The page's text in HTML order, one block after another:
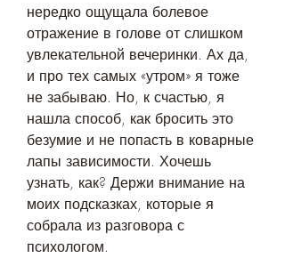
нередко ощущала болевое
отражение в голове от слишком
увлекательной вечеринки. Ах да,
и про тех самых «утром» я тоже
не забываю. Но, к счастью, я
нашла способ, как бросить это
безумие и не попасть в коварные
лапы зависимости. Хочешь
узнать, как? Держи внимание на
моих подсказках, которые я
собрала из разговора с
психологом.